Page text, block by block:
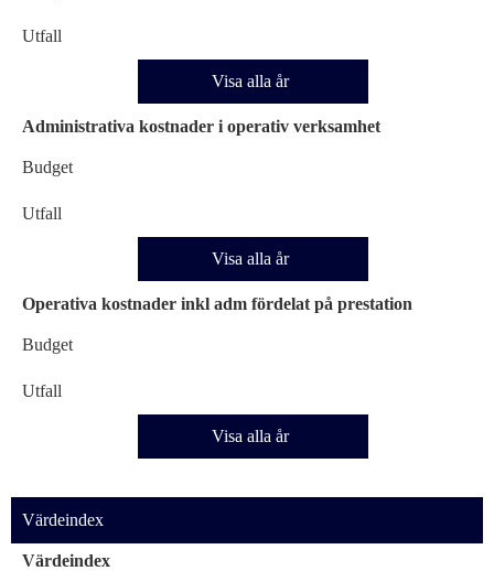
Utfall
Visa alla år
Administrativa kostnader i operativ verksamhet
Budget
Utfall
Visa alla år
Operativa kostnader inkl adm fördelat på prestation
Budget
Utfall
Visa alla år
Värdeindex
Värdeindex